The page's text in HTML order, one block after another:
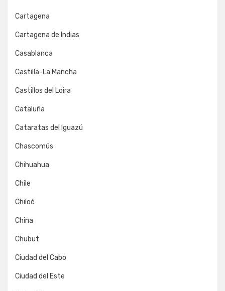
Cartagena
Cartagena de Indias
Casablanca
Castilla-La Mancha
Castillos del Loira
Cataluña
Cataratas del Iguazú
Chascomús
Chihuahua
Chile
Chiloé
China
Chubut
Ciudad del Cabo
Ciudad del Este